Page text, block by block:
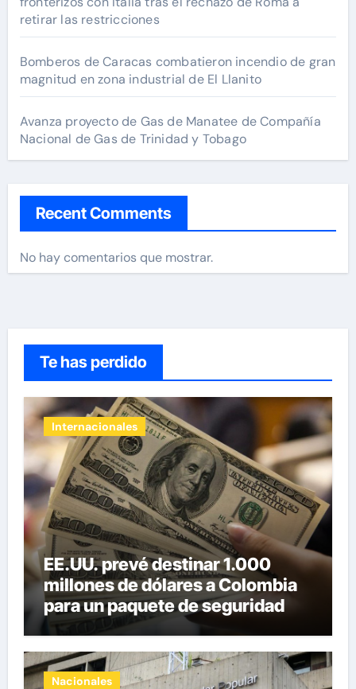
retirar las restricciones
Bomberos de Caracas combatieron incendio de gran
magnitud en zona industrial de El Llanito
Avanza proyecto de Gas de Manatee de Compañía
Nacional de Gas de Trinidad y Tobago
Recent Comments
No hay comentarios que mostrar.
Te has perdido
Internacionales
EE.UU. prevé destinar 1.000
millones de dólares a Colombia
para un paquete de seguridad
Nacionales